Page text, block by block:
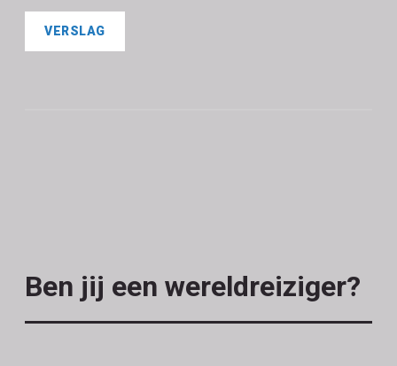
VERSLAG
Ben jij een wereldreiziger?